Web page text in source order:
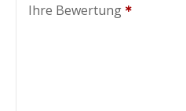
Ihre Bewertung